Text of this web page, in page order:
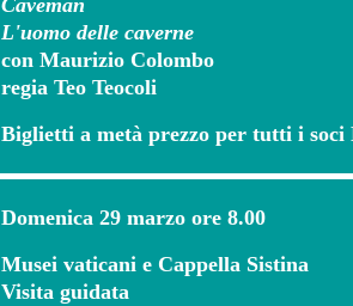
Caveman
L'uomo delle caverne
con Maurizio Colombo
regia Teo Teocoli
Biglietti a metà prezzo per tutti i soci
Domenica 29 marzo ore 8.00
Musei vaticani e Cappella Sistina
Visita guidata